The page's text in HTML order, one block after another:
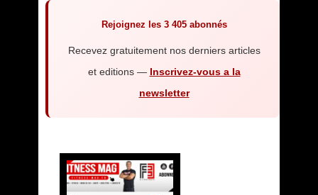
Rejoignez les 3 405 abonnés
Recevez gratuitement nos derniers articles
et editions — Inscrivez-vous a la
newsletter